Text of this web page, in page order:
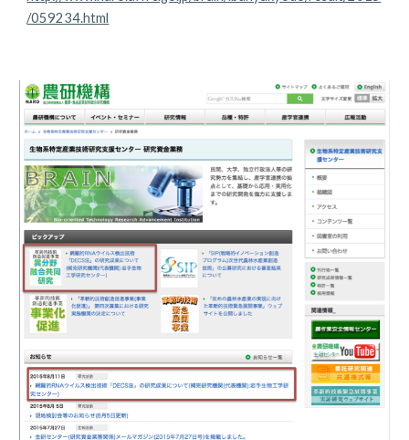
/059234.html